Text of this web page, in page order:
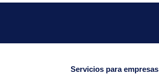
Ir
Servicios para empresas